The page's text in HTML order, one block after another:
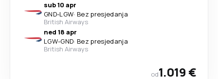
sub 10 apr
GND-LGW· Bez presjedanja
British Airways
ned 18 apr
LGW-GND· Bez presjedanja
British Airways
od1.019 €